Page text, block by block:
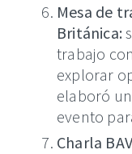
Mesa de
Británica:
trabajo
explorar
elaboró
evento
Charla